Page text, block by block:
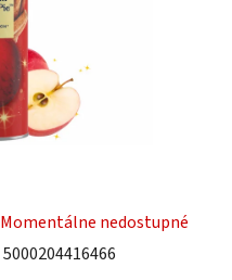
Momentálne nedostupné
5000204416466